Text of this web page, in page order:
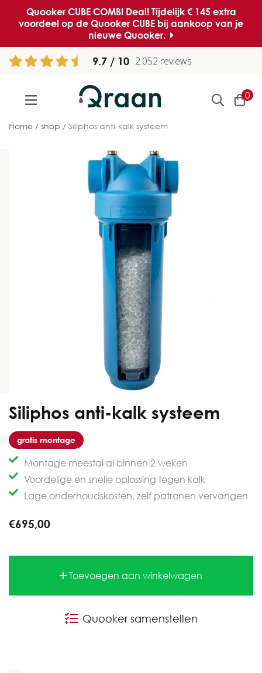
Quooker CUBE COMBI Deal! Tijdelijk € 145 extra
voordeel op de Quooker CUBE bij aankoop van je
nieuwe Quooker.
9.7 2.052 reviews
0
Home shop Siliphos anti-kalk systeem
Siliphos anti-kalk systeem
gratis montage
Montage meestal al binnen 2 weken
Voordelige en snelle oplossing tegen kalk
Lage onderhoudskosten, zelf patronen vervangen
€695,00
Toevoegen aan winkelwagen
Quooker samenstellen